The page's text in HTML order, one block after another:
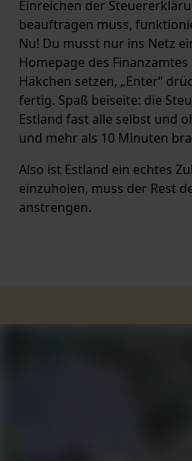
Einreichen der
beauftragen muss,
Nu! Du musst nur ins Netz
Homepage des
Häkchen setzen, „Enter“
fertig. Spaß beiseite: die
Estland fast alle selbst und
und mehr als 10 Minuten
Also ist Estland ein echtes
einzuholen, muss der Rest
anstrengen.